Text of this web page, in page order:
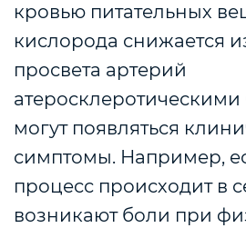
кровью питательных
кислорода снижается
просвета артерий
могут появляться
симптомы. Например,
процесс происходит в
возникают боли при